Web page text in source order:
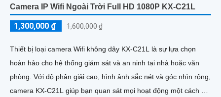
Camera IP Wifi Ngoài Trời Full HD 1080P KX-C21L
1,300,000 ₫ 1,600,000 ₫
Thiết bị loại camera Wifi không dây KX-C21L là sự lựa chọn
hoàn hảo cho hệ thống giám sát và an ninh tại nhà hoặc văn
phòng. Với độ phân giải cao, hình ảnh sắc nét và góc nhìn rộng,
camera KX-C21L giúp bạn quan sát mọi hoạt động một cách dễ